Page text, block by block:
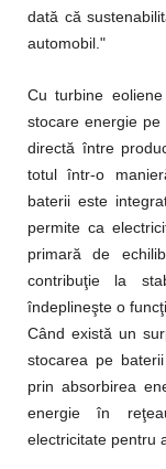
dată că
automobil."
Cu turbine
stocare energie
directă între
totul într-o
baterii este
permite ca
primară de
contribuţie la
îndeplineşte o
Când există un
stocarea pe
prin absorbirea
energie în
electricitate pentru